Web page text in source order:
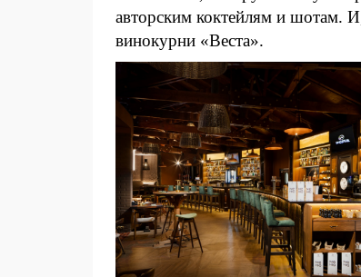
авторским коктейлям и шотам.
винокурни «Веста».